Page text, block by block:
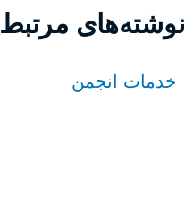
نوشته‌های مرتبط
خدمات انجمن